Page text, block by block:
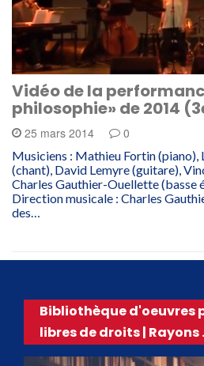
Vidéo de la
philosophie» de 2014
25 mars 2014 0
Musiciens : Mathieu Fortin
(chant), David Lemyre (guitare),
Charles Gauthier-Ouellette (basse
Direction musicale : Charles
des…
Bibliothèque d'oeuvres
libres de droits | Rayons